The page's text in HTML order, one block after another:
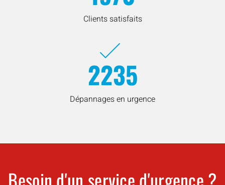
Clients satisfaits
2235
Dépannages en urgence